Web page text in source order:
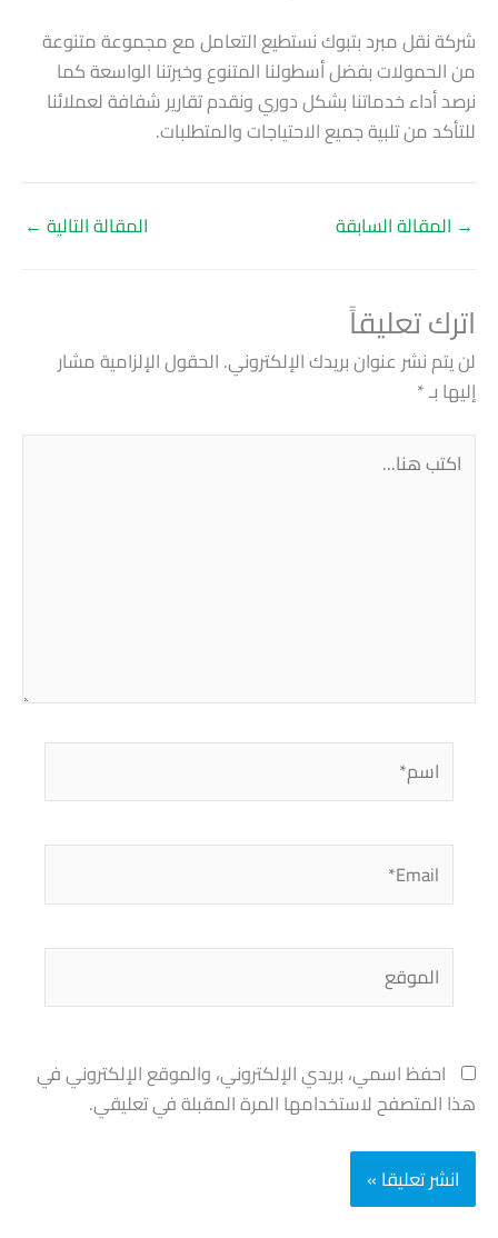
شركة نقل مبرد بتبوك نستطيع التعامل مع مجموعة متنوعة
من الحمولات بفضل أسطولنا المتنوع وخبرتنا الواسعة كما
نرصد أداء خدماتنا بشكل دوري ونقدم تقارير شفافة لعملائنا
للتأكد من تلبية جميع الاحتياجات والمتطلبات.
→ المقالة السابقة المقالة التالية ←
اترك تعليقاً
لن يتم نشر عنوان بريدك الإلكتروني. الحقول الإلزامية مشار
إليها بـ*
هنا...
احفظ اسمي، بريدي الإلكتروني، والموقع الإلكتروني في
هذا المتصفح لاستخدامها المرة المقبلة في تعليقي.